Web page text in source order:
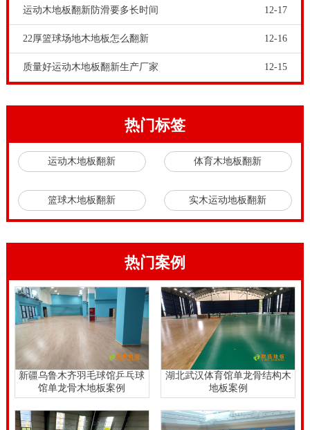
内体育运动木地板生产厂家，历经长时间的生产运营，
积累了销售市场用户评价，塑造了自个的企业形象。国
内体育运动木地板生产厂家，集体育运动木地板铺设设
板市场上商家众多，大家需要货比三家，但是我们要知
道比什么。不同运动木地板商家的体育木地板和舞台木
地板铺装材料，什么比较重要呢，不是采购价格，也不
是生产实木材料，而是运动木地板产品的专业质量。室
内装修游击队员和部分装饰公司为牟取巨额盈利，在健
大水平上危害了运动场馆工程项目商和招标方的权益。
心呢？运动场馆工程项目商和招标方盆友，要十分重视
健身运动木地板安裝，请健身运动木地板生产厂家的安
装工程师来铺设，活做的好，还少耗费用。潜江运动场
馆木地板翻新选哪家。
潜江运动场馆木地板翻新选哪家，在中国健身运动木地
板销售市场上，健身运动木地板店家不一样，体育竞赛
运动木地板翻新防滑要多长时间 12-17
22厚篮球场地木地板怎么翻新 12-16
质量好运动木地板翻新生产厂家 12-15
热门标签
运动木地板翻新 体育木地板翻新
篮球木地板翻新 实木运动地板翻新
热门案例
新疆乌鲁木齐羽毛球馆乒乓球
馆单龙骨木地板案例
湖北武汉体育馆单龙骨结构木
地板案例